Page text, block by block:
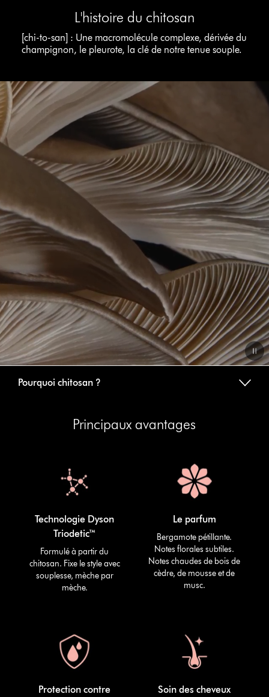
L'histoire du chitosan
[chi-to-san] : Une macromolécule complexe, dérivée du
champignon, le pleurote, la clé de notre tenue souple.
Transcript
Afficher
la
transcription
de
la
Pourquoi chitosan ?
Principaux avantages
Technologie Dyson
Triodetic™
Formulé à partir du
chitosan. Fixe le style avec
souplesse, mèche par
mèche.
Le parfum
Bergamote pétillante.
Notes florales subtiles.
Notes chaudes de bois de
cèdre, de mousse et de
musc.
Protection contre
Soin des cheveux